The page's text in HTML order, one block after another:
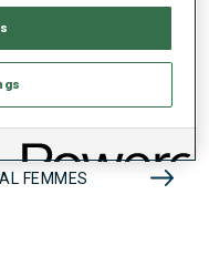
HOMMES
FEMMES